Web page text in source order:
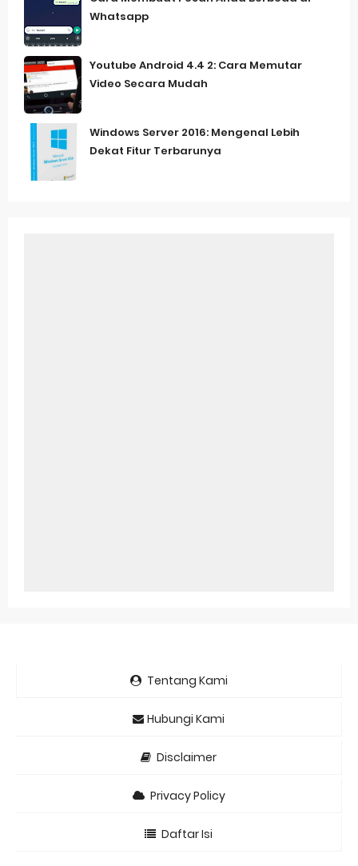
Whatsapp
Youtube Android 4.4 2: Cara Memutar
Video Secara Mudah
Windows Server 2016: Mengenal Lebih
Dekat Fitur Terbarunya
Tentang Kami
Hubungi Kami
Disclaimer
Privacy Policy
Daftar Isi